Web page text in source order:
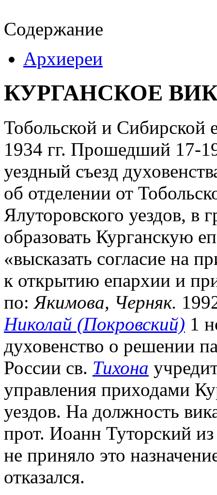
Содержание
Архиереи
КУРГАНСКОЕ
Тобольской и Сибирской
1934 гг. Прошедший 17-
уездный съезд
об отделении от
Ялуторовского уездов, в
образовать Курганскую
«высказать согласие на
к открытию епархии и
по:Якимова, Черняк.
Николай (Покровский) 1
духовенство о решении
России св. Тихона
управления приходами
уездов. На должность
прот. Иоанн Туторский
не приняло это
отказался.